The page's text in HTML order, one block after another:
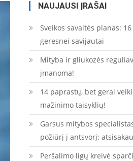
NAUJAUSI ĮRAŠAI
Sveikos savaitės planas:
geresnei savijautai
Mityba ir gliukozės
įmanoma!
14 paprastų, bet gerai
mažinimo taisyklių!
Garsus mitybos
požiūrį į antsvorį:
Peršalimo ligų kreivė